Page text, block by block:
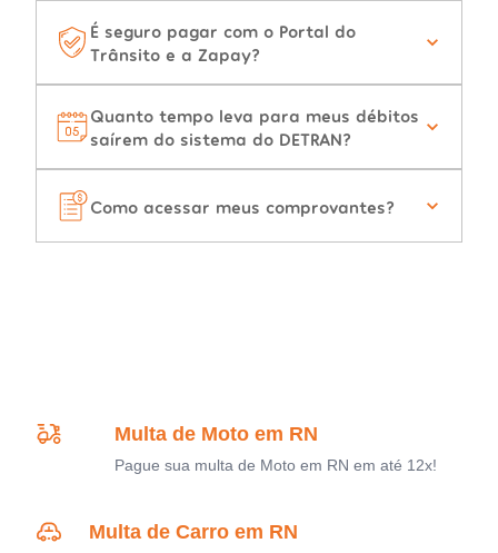
É seguro pagar com o Portal do
Trânsito e a Zapay?
Quanto tempo leva para meus débitos
saírem do sistema do DETRAN?
Como acessar meus comprovantes?
Multa de Moto em RN
Pague sua multa de Moto em RN em até 12x!
Multa de Carro em RN